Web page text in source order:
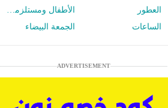
العطور
الأطفال ومستلزمات الرضع
الساعات
الجمعة البيضاء
ADVERTISEMENT